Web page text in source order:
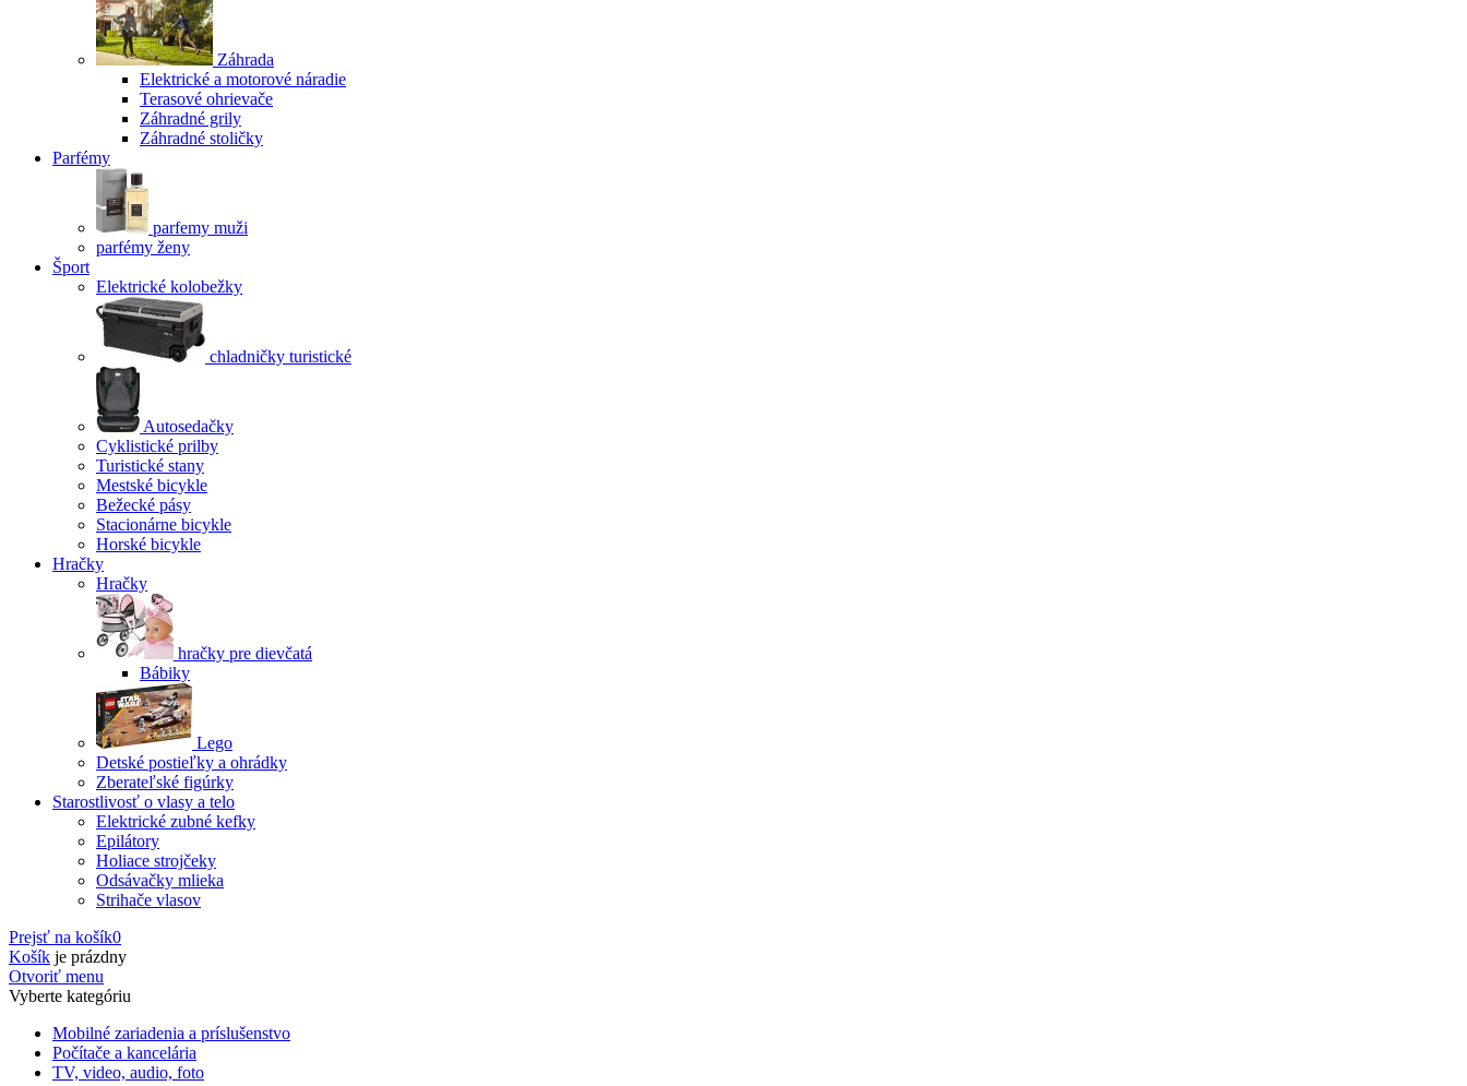
Záhrada
Elektrické a motorové náradie
Terasové ohrievače
Záhradné grily
Záhradné stoličky
Parfémy
parfemy muži
parfémy ženy
Šport
Elektrické kolobežky
chladničky turistické
Autosedačky
Cyklistické prilby
Turistické stany
Mestské bicykle
Bežecké pásy
Stacionárne bicykle
Horské bicykle
Hračky
Hračky
hračky pre dievčatá
Bábiky
Lego
Detské postieľky a ohrádky
Zberateľské figúrky
Starostlivosť o vlasy a telo
Elektrické zubné kefky
Epilátory
Holiace strojčeky
Odsávačky mlieka
Strihače vlasov
Prejsť na košík0
Košík je prázdny
Otvoriť menu
Vyberte kategóriu
Mobilné zariadenia a príslušenstvo
Počítače a kancelária
TV, video, audio, foto